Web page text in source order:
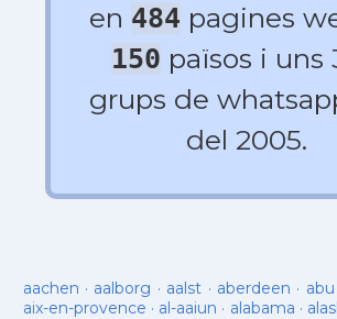
en 484 pagines
150 països i uns
grups de
del 2005.
aachen · aalborg · aalst · aberdeen ·
aix-en-provence · al-aaiun · alabama ·